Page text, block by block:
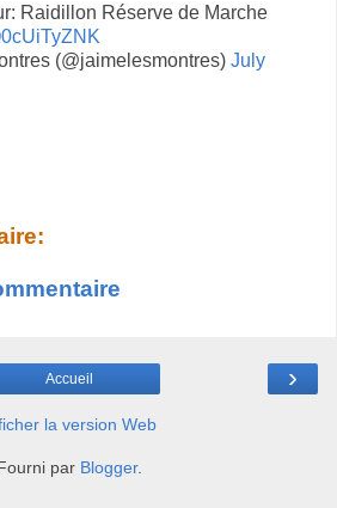
Raidillon Réserve de Marche
(@jaimelesmontres) July
›
Accueil
la version Web
par Blogger.